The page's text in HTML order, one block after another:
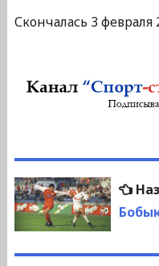
Скончалась 3 февраля
Навигация
по
записям